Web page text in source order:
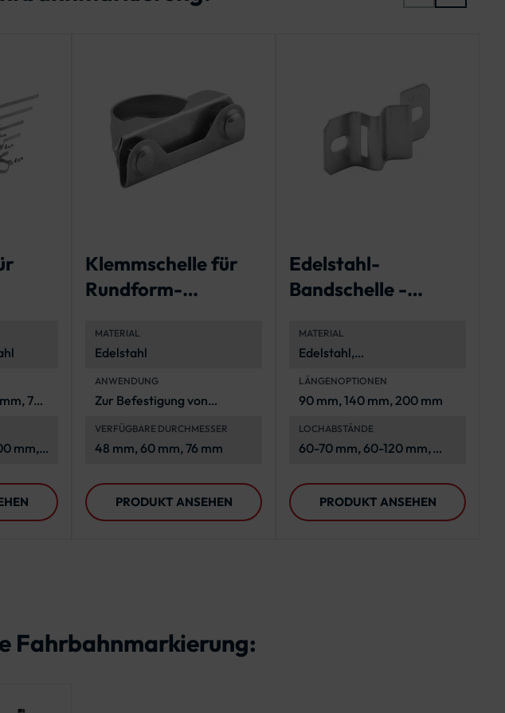
76
mm,
Klemmschelle für
Rundform-
MATERIAL
Edelstahl
ANWENDUNG
Zur Befestigung von
Rundform-
Rohrpfosten
VERFÜGBARE DURCHMESSER
48 mm, 60 mm, 76 mm
PRODUKT ANSEHEN
Edelstahl-
Bandschelle -
180 mm
MATERIAL
Edelstahl,
korrosionsbeständig und
LÄNGENOPTIONEN
90 mm, 140 mm, 200 mm
LOCHABSTÄNDE
60-70 mm, 60-120 mm,
PRODUKT ANSEHEN
Fahrbahnmarkierung: